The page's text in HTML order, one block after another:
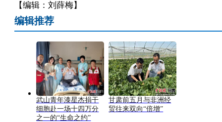
【编辑：刘薛梅】
编辑推荐
武山青年漆星杰捐干
细胞赴一场十四万分
之一的“生命之约”
甘肃前五月与非洲经
贸往来双向“倍增”